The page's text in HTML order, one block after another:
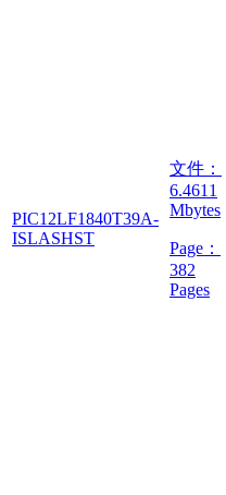
PIC12LF1840T39A-
ISLASHST
文件：
6.4611
Mbytes
Page：
382
Pages